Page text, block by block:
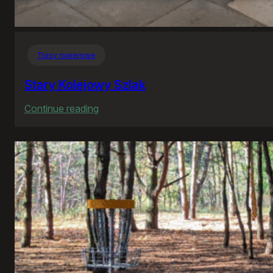
Trasy rowerowe
Stary Kolejowy Szlak
Continue reading
Kolejowy
Szlak